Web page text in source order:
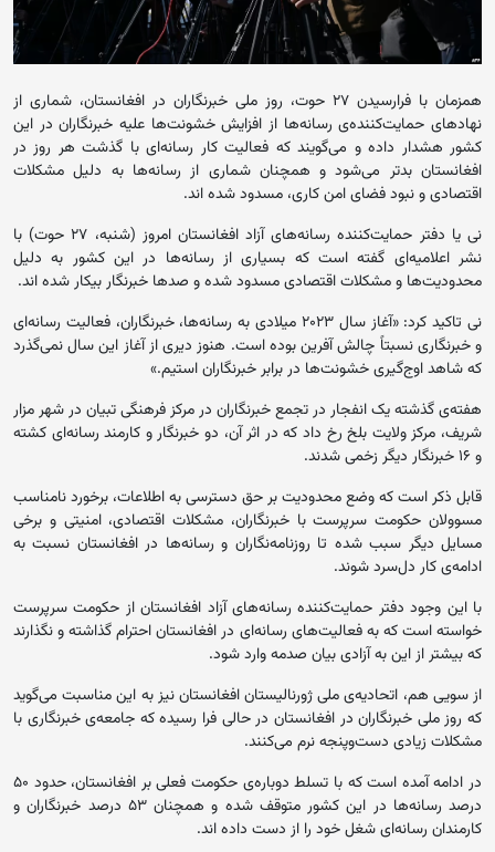
همزمان با فرارسیدن ۲۷ حوت، روز ملی خبرنگاران در افغانستان، شماری از
نهادهای حمایت‌کننده‌ی رسانه‌ها از افزایش خشونت‌ها علیه خبرنگاران در این
کشور هشدار داده و می‌گویند که فعالیت کار رسانه‌ای با گذشت هر روز در
افغانستان بدتر می‌شود و همچنان شماری از رسانه‌ها به دلیل مشکلات
اقتصادی و نبود فضای امن کاری، مسدود شده اند.
نی یا دفتر حمایت‌کننده رسانه‌های آزاد افغانستان امروز (شنبه، ۲۷ حوت) با
نشر اعلامیه‌ای گفته است که بسیاری از رسانه‌ها در این کشور به دلیل
محدودیت‌ها و مشکلات اقتصادی مسدود شده و صدها خبرنگار بیکار شده اند.
نی تاکید کرد: «آغاز سال ۲۰۲۳ میلادی به رسانه‌ها، خبرنگاران، فعالیت‌‌ رسانه‌ای
و خبرنگاری نسبتاً چالش آفرین بوده است. هنوز دیری از آغاز این ‌سال نمی‌گذرد
که شاهد اوج‌گیری خشونت‌ها در برابر خبرنگاران استیم.»
هفته‌ی گذشته یک انفجار در تجمع خبرنگاران در مرکز فرهنگی تبیان در شهر مزار
شریف، مرکز ولایت بلخ رخ داد که در اثر آن، دو خبرنگار و کارمند رسانه‌ای کشته
و ۱۶ خبرنگار دیگر زخمی شدند.
قابل ذکر است که وضع محدودیت بر حق دسترسی به اطلاعات، برخورد نامناسب
مسوولان حکومت سرپرست با خبرنگاران، مشکلات اقتصادی، امنیتی و برخی
مسایل دیگر سبب شده تا روزنامه‌نگاران و رسانه‌ها در افغانستان نسبت به
ادامه‌ی کار دل‌سرد شوند.
با این وجود دفتر حمایت‌کننده رسانه‌های آزاد افغانستان از حکومت سرپرست
خواسته است که به فعالیت‌های رسانه‌ای در افغانستان احترام گذاشته و نگذارند
که بیشتر از این به آزادی بیان صدمه وارد شود.
از سویی هم، اتحادیه‌ی ملی ژورنالیستان افغانستان نیز به این مناسبت می‌گوید
که روز ملی خبرنگاران در افغانستان در حالی فرا رسیده که جامعه‌ی خبرنگاری با
مشکلات زیادی دست‌و‌پنجه نرم می‌کنند.
در ادامه آمده است که با تسلط دوباره‌ی حکومت فعلی بر افغانستان، حدود ۵۰
درصد رسانه‌ها در این کشور متوقف شده و همچنان ۵۳ درصد خبرنگاران و
کارمندان رسانه‌ای شغل خود را از دست داده اند.